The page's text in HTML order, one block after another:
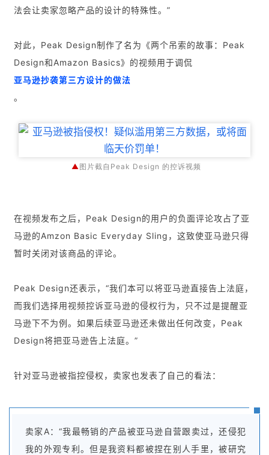
法会让卖家忽略产品的设计的特殊性。”
对此，Peak Design制作了名为《两个吊索的故事：Peak
Design和Amazon Basics》的视频用于调侃
亚马逊抄袭第三方设计的做法
。
▲图片截自Peak Design 的控诉视频
在视频发布之后，Peak Design的用户的负面评论攻占了亚
马逊的Amzon Basic Everyday Sling，这致使亚马逊只得
暂时关闭对该商品的评论。
Peak Design还表示，“我们本可以将亚马逊直接告上法庭，
而我们选择用视频控诉亚马逊的侵权行为，只不过是提醒亚
马逊下不为例。如果后续亚马逊还未做出任何改变，Peak
Design将把亚马逊告上法庭。”
针对亚马逊被指控侵权，卖家也发表了自己的看法：
卖家A：“我最畅销的产品被亚马逊自营跟卖过，还侵犯
我的外观专利。但是我资料都被捏在别人手里，被研究